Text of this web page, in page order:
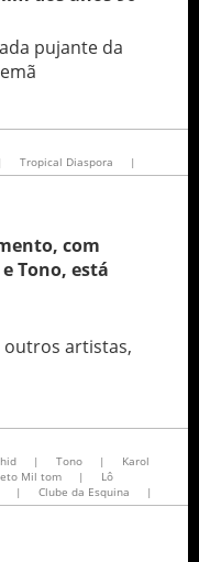
pujante da
Tropical Diaspora |
com
Tono, está
outros artistas,
| Tono |
Karol
Mil tom |
Lô
| Clube da Esquina |